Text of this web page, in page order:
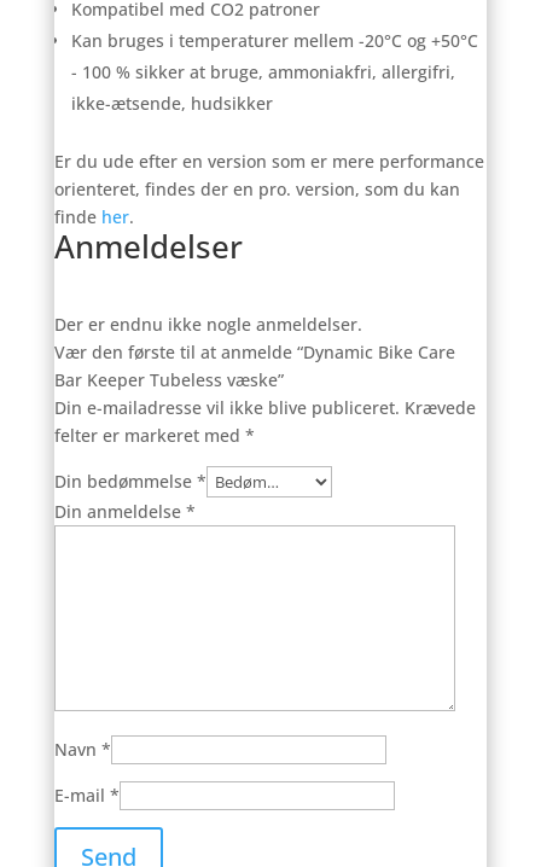
Kompatibel med CO2 patroner
Kan bruges i temperaturer mellem -20°C og +50°C
- 100 % sikker at bruge, ammoniakfri, allergifri,
ikke-ætsende, hudsikker
Er du ude efter en version som er mere performance
orienteret, findes der en pro. version, som du kan
finde her.
Anmeldelser
Der er endnu ikke nogle anmeldelser.
Vær den første til at anmelde “Dynamic Bike Care
Bar Keeper Tubeless væske”
Din e-mailadresse vil ikke blive publiceret. Krævede
felter er markeret med *
Din bedømmelse *
Din anmeldelse *
Navn *
E-mail *